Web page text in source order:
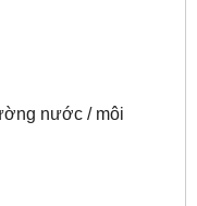
nước / môi